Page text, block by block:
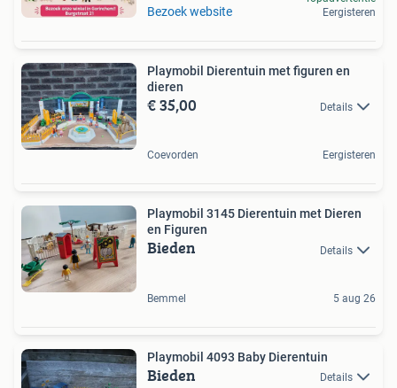
Bezoek website
Eergisteren
Playmobil Dierentuin met figuren en
dieren
€ 35,00 Details
Coevorden Eergisteren
Playmobil 3145 Dierentuin met Dieren
en Figuren
Bieden Details
Bemmel 5 aug 26
Playmobil 4093 Baby Dierentuin
Bieden Details